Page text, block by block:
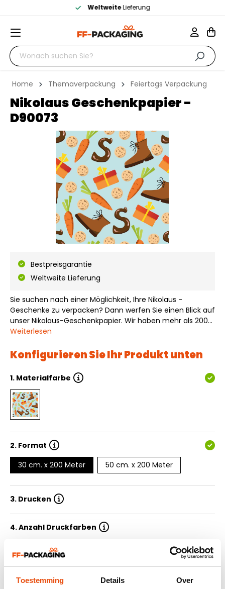
Toestemming Details Over
WeltweiteLieferung
Home Themaverpackung Feiertags Verpackung
Nikolaus Geschenkpapier -
D90073
Bestpreisgarantie
Weltweite Lieferung
Sie suchen nach einer Möglichkeit, Ihre Nikolaus -
Geschenke zu verpacken? Dann werfen Sie einen Blick auf
unser Nikolaus-Geschenkpapier. Wir haben mehr als 200
verschiedene Designs, Materialien und Farben von
Design macht Ihr Geschenk zu einem sch…
Weiterlesen
Konfigurieren Sie Ihr Produkt unten
1. Materialfarbe
2. Format
30 cm. x 200 Meter
50 cm. x 200 Meter
3. Drucken
4. Anzahl Druckfarben
5. Auflage
6. Lieferzeit